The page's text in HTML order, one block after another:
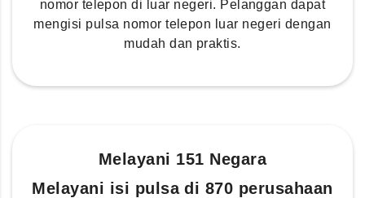
nomor telepon di luar negeri. Pelanggan dapat
mengisi pulsa nomor telepon luar negeri dengan
mudah dan praktis.
Melayani 151 Negara
Melayani isi pulsa di 870 perusahaan